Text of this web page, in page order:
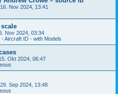
Nov 2024, 13:41
Nov 2024, 03:34
Aircraft ID - with Models
Okt 2024, 06:47
Sep 2024, 13:48